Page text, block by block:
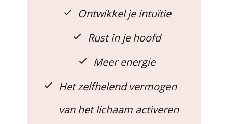
Ontwikkel je intuïtie
Rust in je hoofd
Meer energie
Het zelfhelend vermogen
van het lichaam activeren